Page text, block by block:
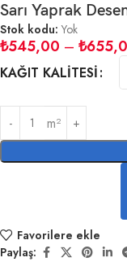
Sarı Yaprak
Stok kodu: Yok
₺545,00 – ₺
KAĞIT KALITESI
m²
Favorilere ekle
Paylaş: